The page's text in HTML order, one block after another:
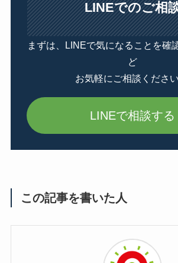
LINEでのご相
まずは、LINEで気になることを確
ど
お気軽にご相談ください
LINEで相談する
この記事を書いた人